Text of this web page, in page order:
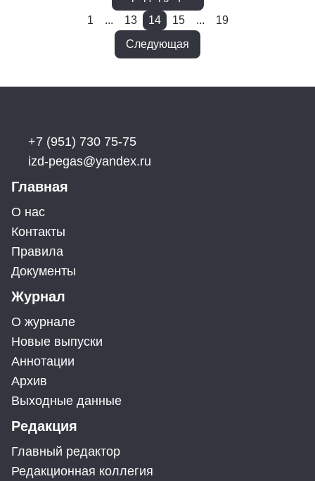
1
... 13 14 15 ...
19
Следующая
Главная
О нас
Контакты
Правила
Документы
Журнал
О журнале
Новые выпуски
Аннотации
Архив
Выходные данные
Редакция
Главный редактор
Редакционная коллегия
+7 (951) 730 75-75
izd-pegas@yandex.ru